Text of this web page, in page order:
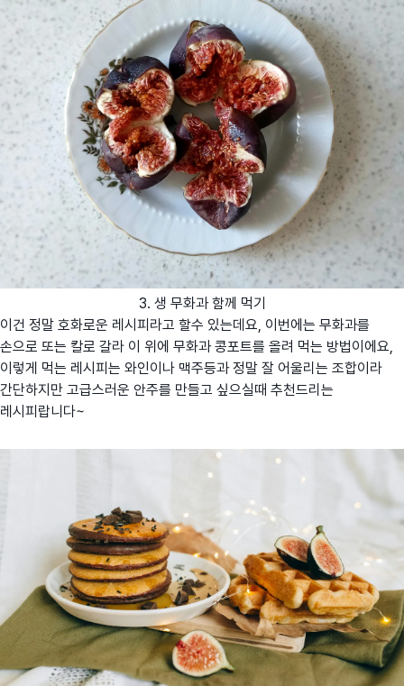
3. 생 무화과 함께 먹기
이건 정말 호화로운 레시피라고 할수 있는데요, 이번에는 무화과를
손으로 또는 칼로 갈라 이 위에 무화과 콩포트를 올려 먹는 방법이에요,
이렇게 먹는 레시피는 와인이나 맥주등과 정말 잘 어울리는 조합이라
간단하지만 고급스러운 안주를 만들고 싶으실때 추천드리는
레시피랍니다~